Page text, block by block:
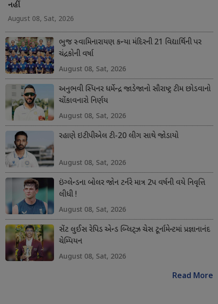
નહીં
August 08, Sat, 2026
ભુજ સ્વામિનારાયણ કન્યા મંદિરની 21 વિદ્યાર્થિની પર
ચંદ્રકોની વર્ષા
August 08, Sat, 2026
અનુભવી સ્પિનર ધર્મેન્દ્ર જાડેજાનો સૌરાષ્ટ્ર ટીમ છોડવાનો
ચોંકાવનારો નિર્ણય
August 08, Sat, 2026
રહાણે ઇટીપીએલ ટી-20 લીગ સાથે જોડાયો
August 08, Sat, 2026
ઇંગ્લેન્ડના બોલર જોન ટર્નરે માત્ર 2પ વર્ષની વયે નિવૃત્તિ
લીધી !
August 08, Sat, 2026
સેંટ લુઈસ રેપિડ એન્ડ બ્લિટ્ઝ ચેસ ટૂર્નામેન્ટમાં પ્રજ્ઞાનાનંદ
ચેમ્પિયન
August 08, Sat, 2026
Read More